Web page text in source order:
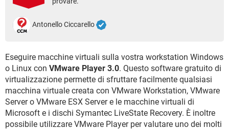
TIKTOK
HARDWARE
Antonello Ciccarello
Eseguire macchine virtuali sulla vostra workstation Windows
o Linux con VMware Player 3.0. Questo software gratuito di
virtualizzazione permette di sfruttare facilmente qualsiasi
macchina virtuale creata con VMware Workstation, VMware
Server o VMware ESX Server e le macchine virtuali di
Microsoft e i dischi Symantec LiveState Recovery. È inoltre
possibile utilizzare VMware Player per valutare uno dei molti